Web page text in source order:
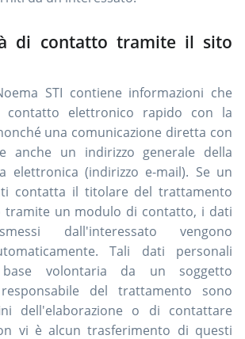
di contatto tramite il sito
STI contiene informazioni che
contatto elettronico rapido con la
una comunicazione diretta con
anche un indirizzo generale della
elettronica (indirizzo e-mail). Se un
contatta il titolare del trattamento
tramite un modulo di contatto, i dati
dall'interessato vengono
Tali dati personali
volontaria da un soggetto
del trattamento sono
dell'elaborazione o di contattare
vi è alcun trasferimento di questi